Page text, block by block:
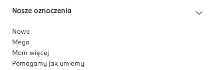
Nasze oznaczenia
Nowe
Mega
Mam więcej
Pomagamy jak umiemy